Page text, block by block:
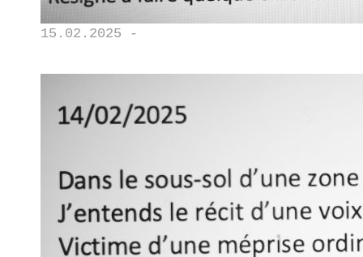
15.02.2025 -